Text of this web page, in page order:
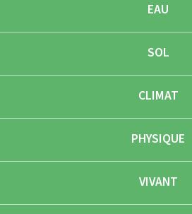
EAU
SOL
CLIMAT
PHYSIQUE
VIVANT